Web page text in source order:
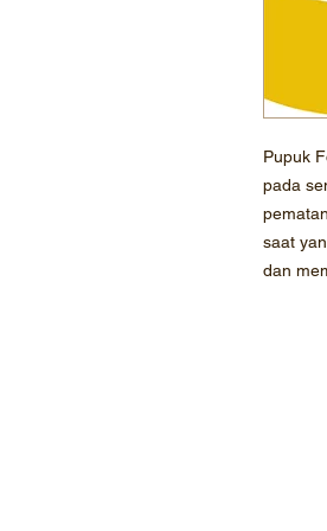
Pupuk
pada
saat
dan